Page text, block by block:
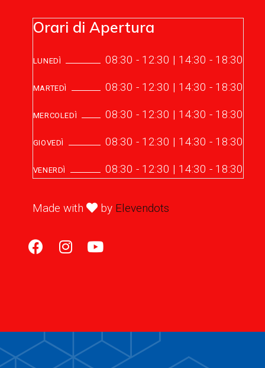
Orari di Apertura
LUNEDÌ 08:30 - 12:30 | 14:30 - 18:30
MARTEDÌ 08:30 - 12:30 | 14:30 - 18:30
MERCOLEDÌ 08:30 - 12:30 | 14:30 - 18:30
GIOVEDÌ 08:30 - 12:30 | 14:30 - 18:30
VENERDÌ 08:30 - 12:30 | 14:30 - 18:30
Made with by Elevendots